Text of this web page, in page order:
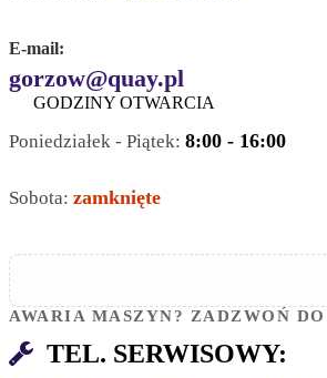
E-mail:
gorzow@quay.pl
GODZINY OTWARCIA
Poniedziałek - Piątek: 8:00 - 16:00
Sobota: zamknięte
AWARIA MASZYN? ZADZWOŃ
TEL. SERWISOWY: